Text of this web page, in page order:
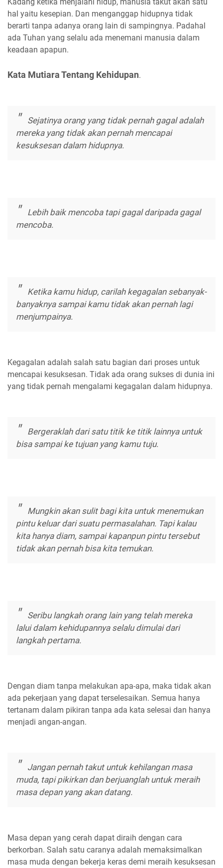
hal yaitu kesepian. Dan menganggap hidupnya tidak
berarti tanpa adanya orang lain di sampingnya. Padahal
ada Tuhan yang selalu ada menemani manusia dalam
keadaan apapun.
Kata Mutiara Tentang Kehidupan.
Sejatinya orang yang tidak pernah gagal adalah
mereka yang tidak akan pernah mencapai
kesuksesan dalam hidupnya.
Lebih baik mencoba tapi gagal daripada gagal
mencoba.
Ketika kamu hidup, carilah kegagalan sebanyak-
banyaknya sampai kamu tidak akan pernah lagi
menjumpainya.
Kegagalan adalah salah satu bagian dari proses untuk
mencapai kesuksesan. Tidak ada orang sukses di dunia ini
yang tidak pernah mengalami kegagalan dalam hidupnya.
Bergeraklah dari satu titik ke titik lainnya untuk
bisa sampai ke tujuan yang kamu tuju.
Mungkin akan sulit bagi kita untuk menemukan
pintu keluar dari suatu permasalahan. Tapi kalau
kita hanya diam, sampai kapanpun pintu tersebut
tidak akan pernah bisa kita temukan.
Seribu langkah orang lain yang telah mereka
lalui dalam kehidupannya selalu dimulai dari
langkah pertama.
Dengan diam tanpa melakukan apa-apa, maka tidak akan
ada pekerjaan yang dapat terselesaikan. Semua hanya
tertanam dalam pikiran tanpa ada kata selesai dan hanya
menjadi angan-angan.
Jangan pernah takut untuk kehilangan masa
muda, tapi pikirkan dan berjuanglah untuk meraih
masa depan yang akan datang.
Masa depan yang cerah dapat diraih dengan cara
berkorban. Salah satu caranya adalah memaksimalkan
masa muda dengan bekerja keras demi meraih kesuksesan